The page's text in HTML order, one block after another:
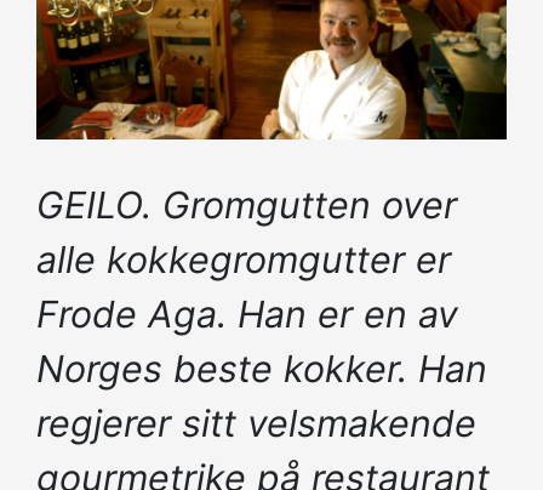
GEILO. Gromgutten over
alle kokkegromgutter er
Frode Aga. Han er en av
Norges beste kokker. Han
regjerer sitt velsmakende
gourmetrike på restaurant